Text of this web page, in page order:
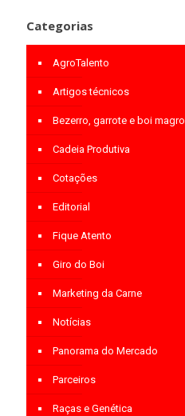
Categorias
AgroTalento
Artigos técnicos
Bezerro, garrote e boi magro
Cadeia Produtiva
Cotações
Editorial
Fique Atento
Giro do Boi
Marketing da Carne
Notícias
Panorama do Mercado
Parceiros
Raças e Genética